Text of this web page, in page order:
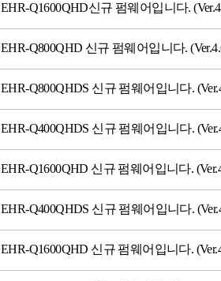
EHR-Q1600QHD신규 펌웨어입니다.
EHR-Q800QHD 신규 펌웨어입니다.
EHR-Q800QHDS 신규 펌웨어입니다.
EHR-Q400QHDS 신규 펌웨어입니다.
EHR-Q1600QHD 신규 펌웨어입니다.
EHR-Q400QHDS 신규 펌웨어입니다.
EHR-Q1600QHD 신규 펌웨어입니다.